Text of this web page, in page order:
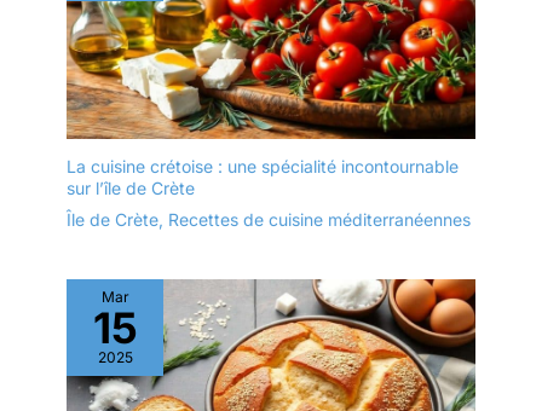
La cuisine crétoise : une spécialité incontournable
sur l’île de Crète
Île de Crète, Recettes de cuisine méditerranéennes
Mar
15
2025